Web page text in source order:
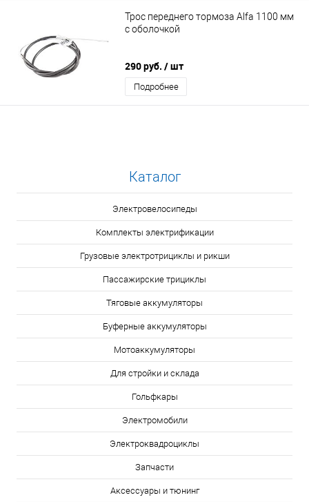
Трос переднего тормоза Alfa 1100 мм
с оболочкой
290 руб. / шт
Подробнее
Каталог
Электровелосипеды
Комплекты электрификации
Грузовые электротрициклы и рикши
Пассажирские трициклы
Тяговые аккумуляторы
Буферные аккумуляторы
Мотоаккумуляторы
Для стройки и склада
Гольфкары
Электромобили
Электроквадроциклы
Запчасти
Аксессуары и тюнинг